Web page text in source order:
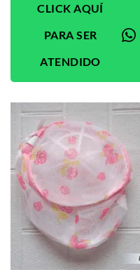
CLICK AQUÍ
PARA SER
ATENDIDO